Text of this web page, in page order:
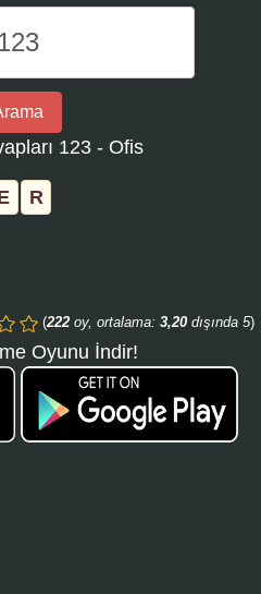
Word
Kelime
Oyunu
bulmaca
numarasını
girin
ve
123 - Ofis
R
(222 oy, ortalama: 3,20 dışında 5)
Oyunu İndir!